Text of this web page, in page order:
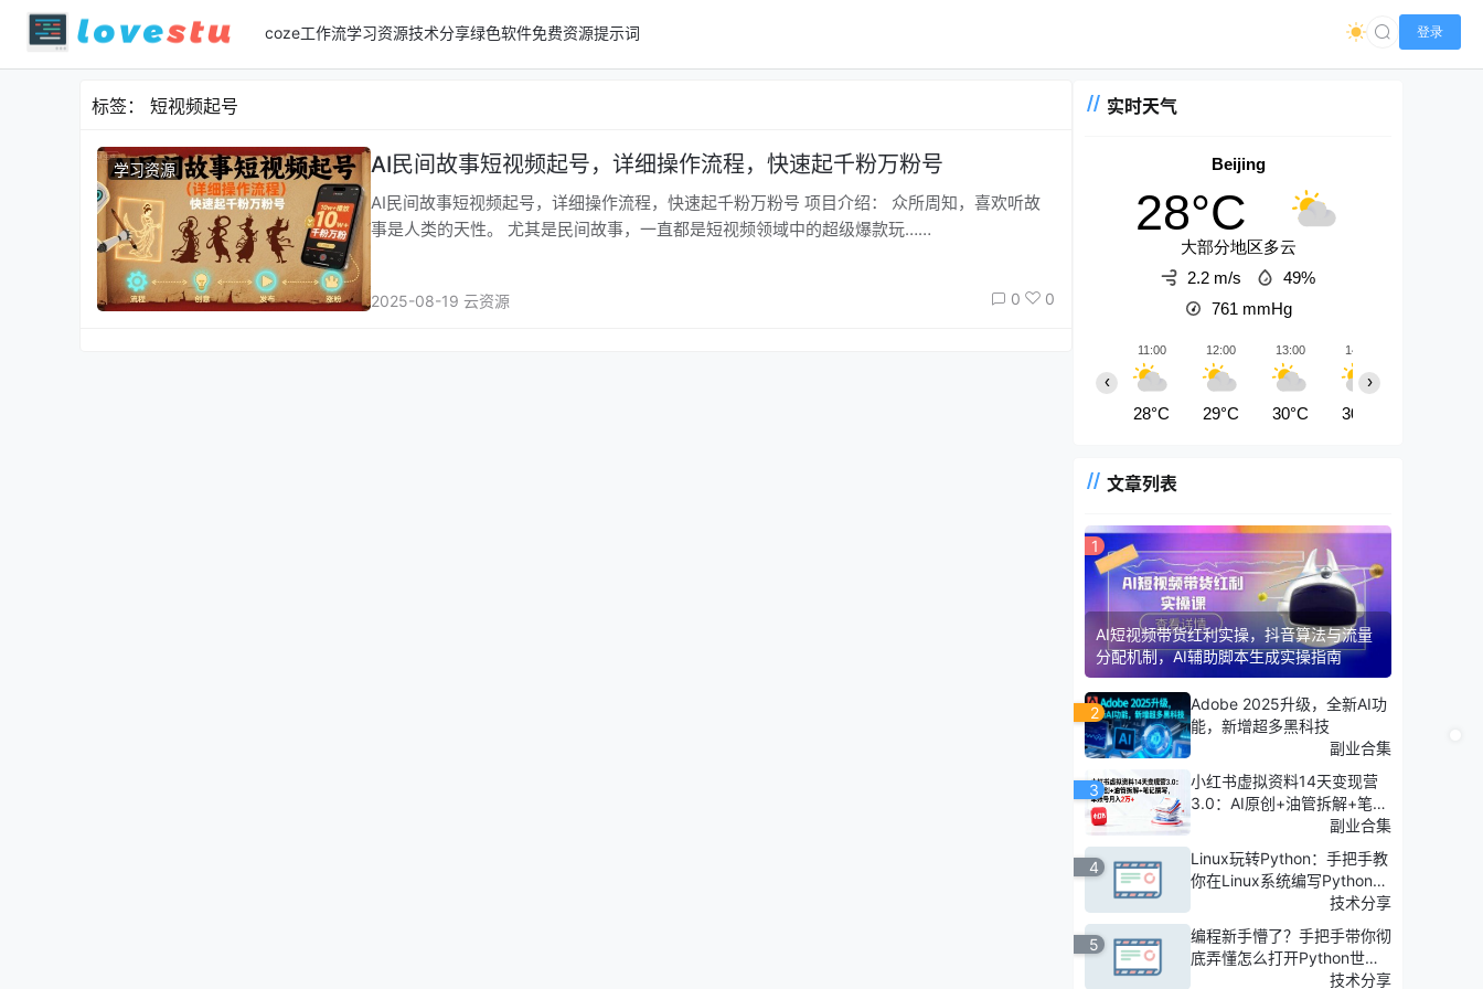
coze工作流学习资源技术分享绿色软件免费资源提示词 登录
标签： 短视频起号
学习资源 AI民间故事短视频起号，详细操作流程，快速起千粉万粉号
AI民间故事短视频起号，详细操作流程，快速起千粉万粉号 项目介绍： 众所周知，喜欢听故
事是人类的天性。 尤其是民间故事，一直都是短视频领域中的超级爆款玩……
2025-08-19 云资源 0 0
实时天气
Beijing
28°C
大部分地区多云
2.2 m/s
49%
761 mmHg
11:00
28°C
12:00
29°C
13:00
30°C
14:00
30°C
‹ ›
文章列表
1
AI短视频带货红利实操，抖音算法与流量
分配机制，AI辅助脚本生成实操指南
2
Adobe 2025升级，全新AI功
能，新增超多黑科技
副业合集
3
小红书虚拟资料14天变现营
3.0：AI原创+油管拆解+笔记
撰写，单账号月入2万+副业合集
4
Linux玩转Python：手把手教
你在Linux系统编写Python脚
技术分享
5
编程新手懵了？手把手带你彻
底弄懂怎么打开Python世界
技术分享